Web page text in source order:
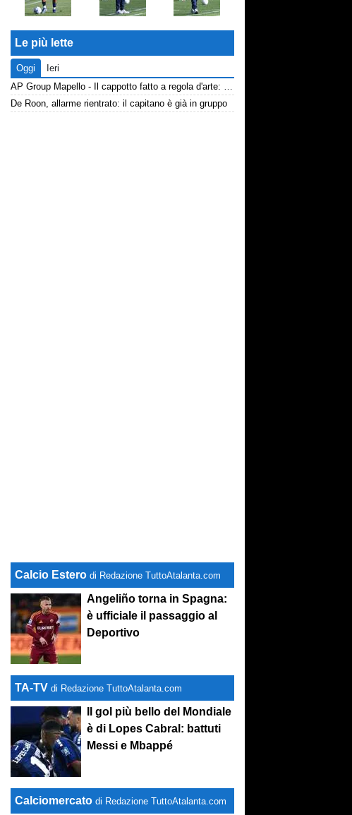
stand-by. Si lavora sulle cessioni
Le più lette
Oggi
Ieri
AP Group Mapello - Il cappotto fatto a regola d'arte: qualità certificata ICMQ
De Roon, allarme rientrato: il capitano è già in gruppo
Calcio Estero di Redazione TuttoAtalanta.com
Angeliño torna in Spagna:
è ufficiale il passaggio al
Deportivo
TA-TVdi Redazione TuttoAtalanta.com
Il gol più bello del Mondiale
è di Lopes Cabral: battuti
Messi e Mbappé
Calciomercato di Redazione TuttoAtalanta.com